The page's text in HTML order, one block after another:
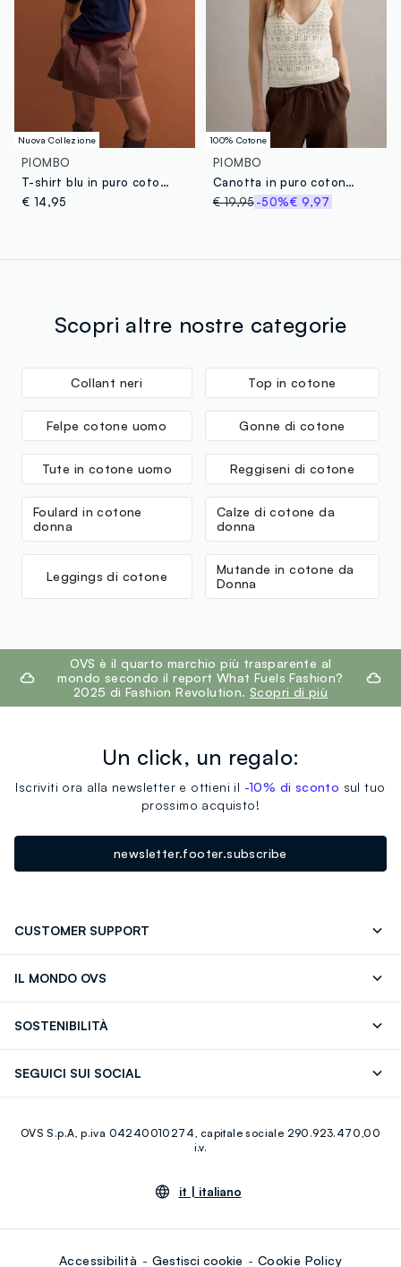
Nuova Collezione
PIOMBO
T-shirt blu in puro cotone supima a maniche corte regular fit
€ 14,95
100% Cotone
PIOMBO
Canotta in puro cotone bianca regular fit con lavorazione a maglia
€ 19,95 -50%€ 9,97
Scopri altre nostre categorie
Collant neri Top in cotone
Felpe cotone uomo Gonne di cotone
Tute in cotone uomo Reggiseni di cotone
Foulard in cotone
donna
Calze di cotone da
donna
Leggings di cotone
Mutande in cotone da
Donna
footer.ariatitleOVS è il quarto marchio più trasparente al
mondo secondo il report What Fuels Fashion?
2025 di Fashion Revolution. Scopri di più
Un click, un regalo:
Iscriviti ora alla newsletter e ottieni il -10% di sconto sul tuo
prossimo acquisto!
newsletter.footer.subscribe
CUSTOMER SUPPORT
IL MONDO OVS
Giftcard
SOSTENIBILITÀ
SEGUICI SUI SOCIAL
Youtube Linkedin
OVS S.p.A, p.iva 04240010274, capitale sociale 290.923.470,00
i.v.
it | italiano
Accessibilità Gestisci cookie Cookie Policy